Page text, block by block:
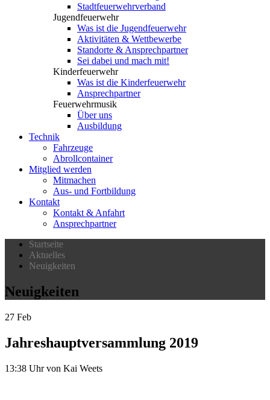
Stadtfeuerwehrverband
Jugendfeuerwehr
Was ist die Jugendfeuerwehr
Aktivitäten & Wettbewerbe
Standorte & Ansprechpartner
Sei dabei und mach mit!
Kinderfeuerwehr
Was ist die Kinderfeuerwehr
Ansprechpartner
Feuerwehrmusik
Über uns
Ausbildung
Technik
Fahrzeuge
Abrollcontainer
Mitglied werden
Mitmachen
Aus- und Fortbildung
Kontakt
Kontakt & Anfahrt
Ansprechpartner
Startseite
Aktuelles
Neuigkeiten
Neuigkeiten
27 Feb
Jahreshauptversammlung 2019
13:38 Uhrvon Kai Weets